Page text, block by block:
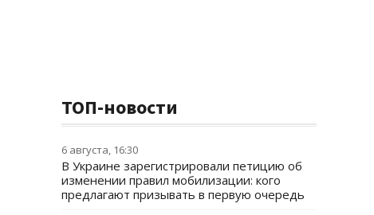
ТОП-новости
6 августа, 16:30
В Украине зарегистрировали петицию об
изменении правил мобилизации: кого
предлагают призывать в первую очередь